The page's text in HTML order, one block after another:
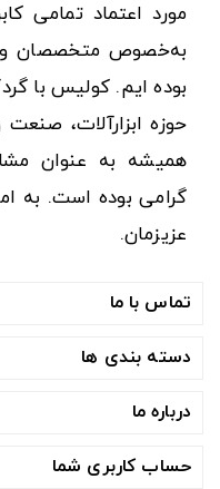
مورد اعتماد تمامی
به‌خصوص متخصصان و
بوده ایم. کولیس با
حوزه ابزارآلات،
همیشه به عنوان
گرامی بوده است. به
عزیزمان.
تماس با ما
دسته بندی ها
درباره ما
حساب کاربری شما